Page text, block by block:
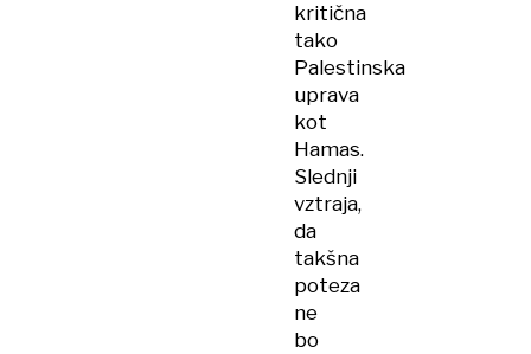
kritična
tako
Palestinska
uprava
kot
Hamas.
Slednji
vztraja,
da
takšna
poteza
ne
bo